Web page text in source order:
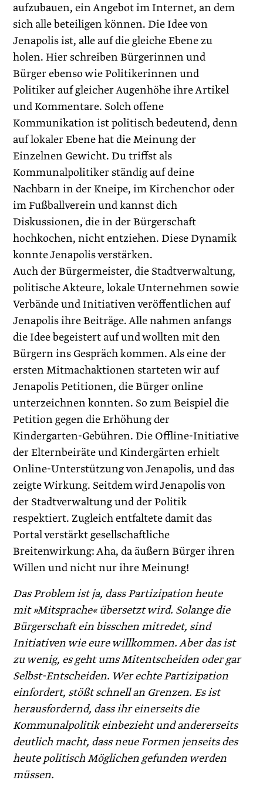
aufzubauen, ein Angebot im Internet, an dem
sich alle beteiligen können. Die Idee von
Jenapolis ist, alle auf die gleiche Ebene zu
holen. Hier schreiben Bürgerinnen und
Bürger ebenso wie Politikerinnen und
Politiker auf gleicher Augenhöhe ihre Artikel
und Kommentare. Solch offene
Kommunikation ist politisch bedeutend, denn
auf lokaler Ebene hat die Meinung der
Einzelnen Gewicht. Du triffst als
Kommunalpolitiker ständig auf deine
Nachbarn in der Kneipe, im Kirchenchor oder
im Fußballverein und kannst dich
Diskussionen, die in der Bürgerschaft
hochkochen, nicht entziehen. Diese Dynamik
konnte Jenapolis verstärken.
Auch der Bürgermeister, die Stadtverwaltung,
politische Akteure, lokale Unternehmen sowie
Verbände und Initiativen veröffentlichen auf
Jenapolis ihre Beiträge. Alle nahmen anfangs
die Idee begeistert auf und wollten mit den
Bürgern ins Gespräch kommen. Als eine der
ersten Mitmachaktio­nen starteten wir auf
Jenapolis Petitionen, die Bürger online
unterzeichnen konnten. So zum Beispiel die
Petition gegen die Erhöhung der
Kindergarten-Gebühren. Die Offline-Initiative
der Elternbeiräte und Kindergärten erhielt
Online-Unterstützung von Jenapolis, und das
zeigte Wirkung. Seitdem wird Jenapolis von
der Stadtverwaltung und der Politik
respektiert. Zugleich entfaltete damit das
Portal verstärkt gesellschaftliche
Breitenwirkung: Aha, da äußern Bürger ihren
Willen und nicht nur ihre Meinung!
Das Problem ist ja, dass Partizipation heute
mit »Mitsprache« übersetzt wird. Solange die
Bürgerschaft ein bisschen mitredet, sind
Initiativen wie eure willkommen. Aber das ist
zu wenig, es geht ums Mitentscheiden oder gar
Selbst-Entscheiden. Wer echte Partizipation
einfordert, stößt schnell an Grenzen. Es ist
herausfordernd, dass ihr einerseits die
Kommunalpolitik einbezieht und andererseits
deutlich macht, dass neue Formen jenseits des
heute politisch Möglichen gefunden werden
müssen.